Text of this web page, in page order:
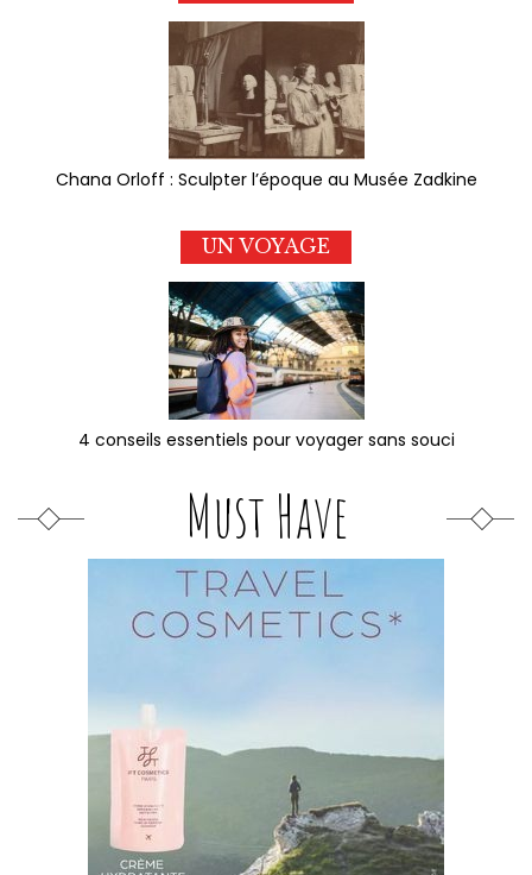
Chana Orloff : Sculpter l’époque au Musée Zadkine
UN VOYAGE
4 conseils essentiels pour voyager sans souci
Must Have